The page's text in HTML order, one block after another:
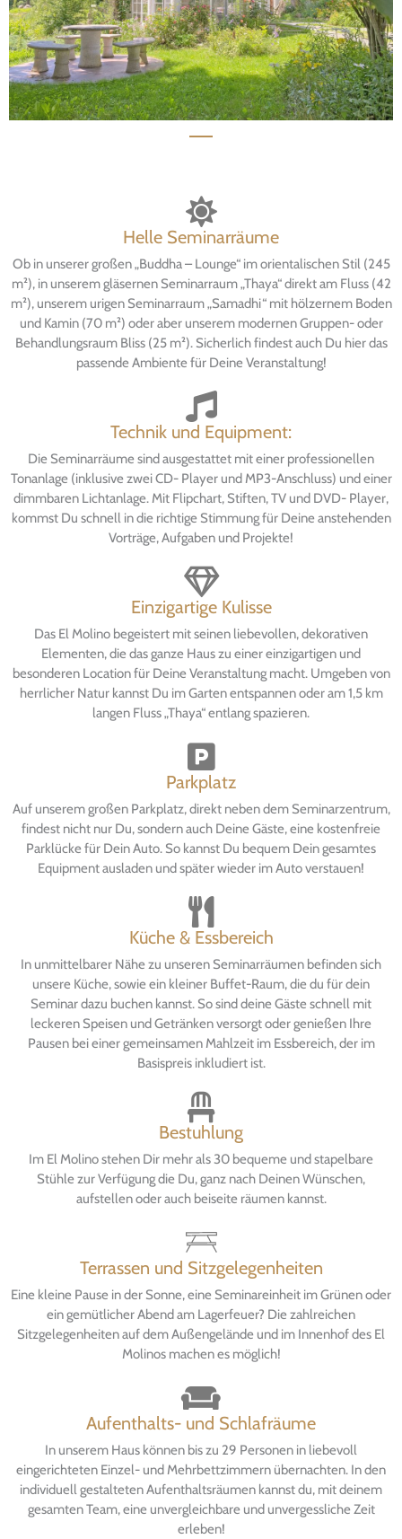
Helle Seminarräume
Ob in unserer großen „Buddha – Lounge“ im orientalischen Stil (245
m²), in unserem gläsernen Seminarraum „Thaya“ direkt am Fluss (42
m²), unserem urigen Seminarraum „Samadhi“ mit hölzernem Boden
und Kamin (70 m²) oder aber unserem modernen Gruppen- oder
Behandlungsraum Bliss (25 m²). Sicherlich findest auch Du hier das
passende Ambiente für Deine Veranstaltung!
Technik und Equipment:
Die Seminarräume sind ausgestattet mit einer professionellen
Tonanlage (inklusive zwei CD- Player und MP3-Anschluss) und einer
dimmbaren Lichtanlage. Mit Flipchart, Stiften, TV und DVD- Player,
kommst Du schnell in die richtige Stimmung für Deine anstehenden
Vorträge, Aufgaben und Projekte!
Einzigartige Kulisse
Das El Molino begeistert mit seinen liebevollen, dekorativen
Elementen, die das ganze Haus zu einer einzigartigen und
besonderen Location für Deine Veranstaltung macht. Umgeben von
herrlicher Natur kannst Du im Garten entspannen oder am 1,5 km
langen Fluss „Thaya“ entlang spazieren.
Parkplatz
Auf unserem großen Parkplatz, direkt neben dem Seminarzentrum,
findest nicht nur Du, sondern auch Deine Gäste, eine kostenfreie
Parklücke für Dein Auto. So kannst Du bequem Dein gesamtes
Equipment ausladen und später wieder im Auto verstauen!
Küche & Essbereich
In unmittelbarer Nähe zu unseren Seminarräumen befinden sich
unsere Küche, sowie ein kleiner Buffet-Raum, die du für dein
Seminar dazu buchen kannst. So sind deine Gäste schnell mit
leckeren Speisen und Getränken versorgt oder genießen Ihre
Pausen bei einer gemeinsamen Mahlzeit im Essbereich, der im
Basispreis inkludiert ist.​
Bestuhlung
Im El Molino stehen Dir mehr als 30 bequeme und stapelbare
Stühle zur Verfügung die Du, ganz nach Deinen Wünschen,
aufstellen oder auch beiseite räumen kannst.
Terrassen und Sitzgelegenheiten
Eine kleine Pause in der Sonne, eine Seminareinheit im Grünen oder
ein gemütlicher Abend am Lagerfeuer? Die zahlreichen
Sitzgelegenheiten auf dem Außengelände und im Innenhof des El
Molinos machen es möglich!
Aufenthalts- und Schlafräume
In unserem Haus können bis zu 29 Personen in liebevoll
eingerichteten Einzel- und Mehrbettzimmern übernachten. In den
individuell gestalteten Aufenthaltsräumen kannst du, mit deinem
gesamten Team, eine unvergleichbare und unvergessliche Zeit
erleben!